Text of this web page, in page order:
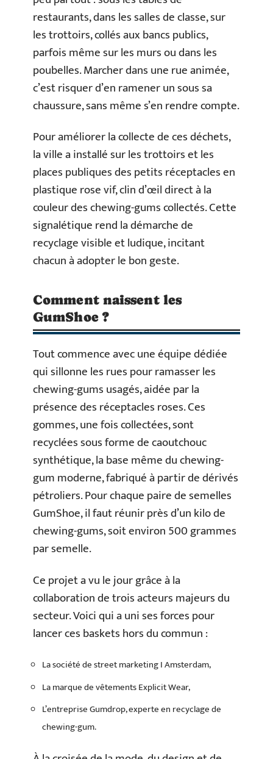
restaurants, dans les salles de classe, sur
les trottoirs, collés aux bancs publics,
parfois même sur les murs ou dans les
poubelles. Marcher dans une rue animée,
c’est risquer d’en ramener un sous sa
chaussure, sans même s’en rendre compte.
Pour améliorer la collecte de ces déchets,
la ville a installé sur les trottoirs et les
places publiques des petits réceptacles en
plastique rose vif, clin d’œil direct à la
couleur des chewing-gums collectés. Cette
signalétique rend la démarche de
recyclage visible et ludique, incitant
chacun à adopter le bon geste.
Comment naissent les
GumShoe ?
Tout commence avec une équipe dédiée
qui sillonne les rues pour ramasser les
chewing-gums usagés, aidée par la
présence des réceptacles roses. Ces
gommes, une fois collectées, sont
recyclées sous forme de caoutchouc
synthétique, la base même du chewing-
gum moderne, fabriqué à partir de dérivés
pétroliers. Pour chaque paire de semelles
GumShoe, il faut réunir près d’un kilo de
chewing-gums, soit environ 500 grammes
par semelle.
Ce projet a vu le jour grâce à la
collaboration de trois acteurs majeurs du
secteur. Voici qui a uni ses forces pour
lancer ces baskets hors du commun :
La société de street marketing I Amsterdam,
La marque de vêtements Explicit Wear,
L’entreprise Gumdrop, experte en recyclage de
chewing-gum.